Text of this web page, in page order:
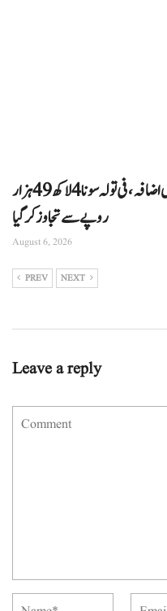
سونے کی قیمت میں ایک بار پھر نمایاں اضافہ، فی تولہ سونا 4 لاکھ 49 ہزار
روپے سے تجاوز کرگیا
August 6, 2026
PREV NEXT
Leave a reply